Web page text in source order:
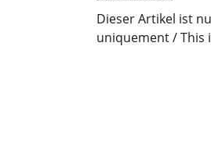
Dieser Artikel ist
uniquement / This